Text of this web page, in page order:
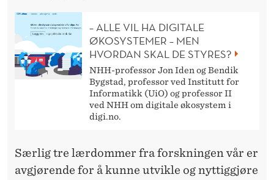
– ALLE VIL HA DIGITALE
ØKOSYSTEMER – MEN
HVORDAN SKAL DE STYRES?
NHH-professor Jon Iden og Bendik
Bygstad, professor ved Institutt for
Informatikk (UiO) og professor II
ved NHH om digitale økosystem i
digi.no.
Særlig tre lærdommer fra forskningen vår er
avgjørende for å kunne utvikle og nyttiggjøre